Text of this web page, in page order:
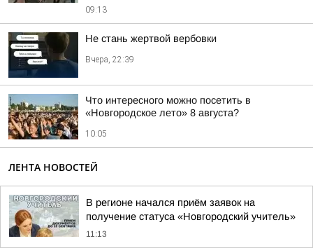
09:13
Не стань жертвой вербовки
Вчера, 22:39
Что интересного можно посетить в
«Новгородское лето» 8 августа?
10:05
ЛЕНТА НОВОСТЕЙ
В регионе начался приём заявок на
получение статуса «Новгородский учитель»
11:13